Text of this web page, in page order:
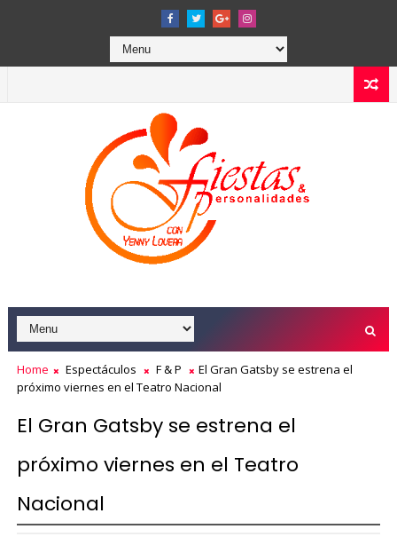
Home Espectáculos F & P
El Gran Gatsby se estrena el
próximo viernes en el Teatro Nacional
El Gran Gatsby se estrena el
próximo viernes en el Teatro
Nacional